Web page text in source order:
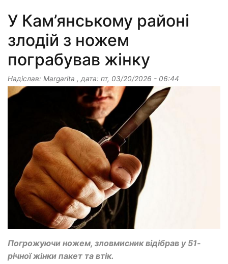
У Кам’янському районі
злодій з ножем
пограбував жінку
Надіслав: Margarita , дата: пт, 03/20/2026 - 06:44
Погрожуючи ножем, зловмисник відібрав у 51-
річної жінки пакет та втік.